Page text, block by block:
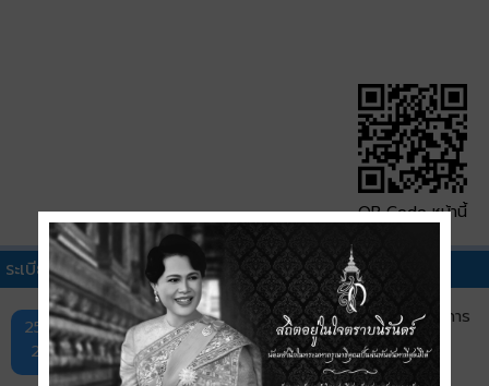
QR Code หน้านี้
ระเบียบ คำสั่ง ข้อบังคับอื่นๆ
25 มี.ค.
2569
ประกาศสภาวิชาชีพบัญชี ที่ 41/2562 เรื่อง มาตรฐานการ
บัญชี ฉบับที่ 40 เรื่อง อสังหาริมทรัพย์เพื่อการลงทุน